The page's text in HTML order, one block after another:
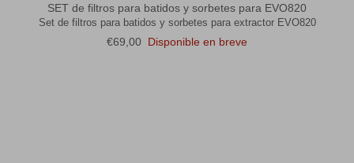
SET de filtros para batidos y sorbetes para EVO820
Set de filtros para batidos y sorbetes para extractor EVO820
Precio normal
€69,00 Disponible en breve